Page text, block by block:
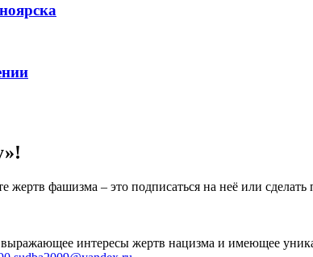
жертв фашизма – это подписаться на неё или сделать
интересы жертв нацизма и имеющее